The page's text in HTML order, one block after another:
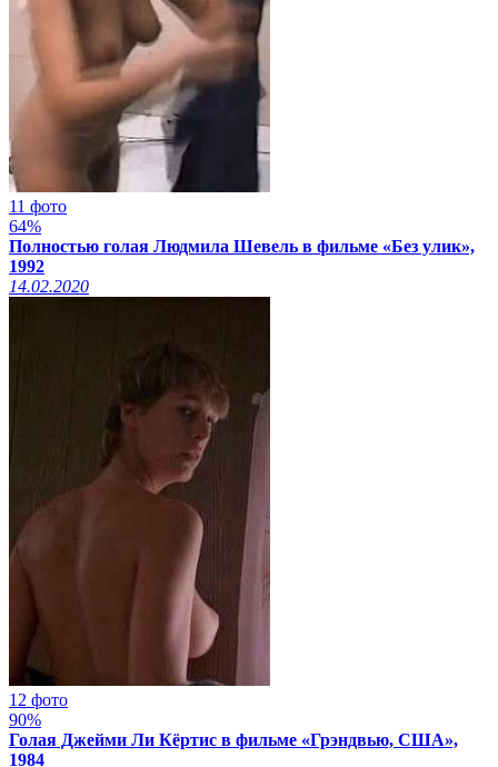
11 фото
64%
Полностью голая Людмила Шевель в фильме «Без улик»,
1992
14.02.2020
12 фото
90%
Голая Джейми Ли Кёртис в фильме «Грэндвью, США»,
1984